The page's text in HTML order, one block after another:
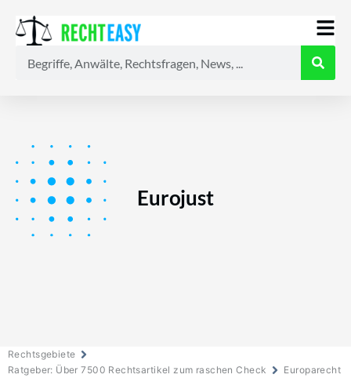
Eurojust
Rechtsgebiete
Ratgeber: Über 7500 Rechtsartikel zum raschen Check
Europarecht